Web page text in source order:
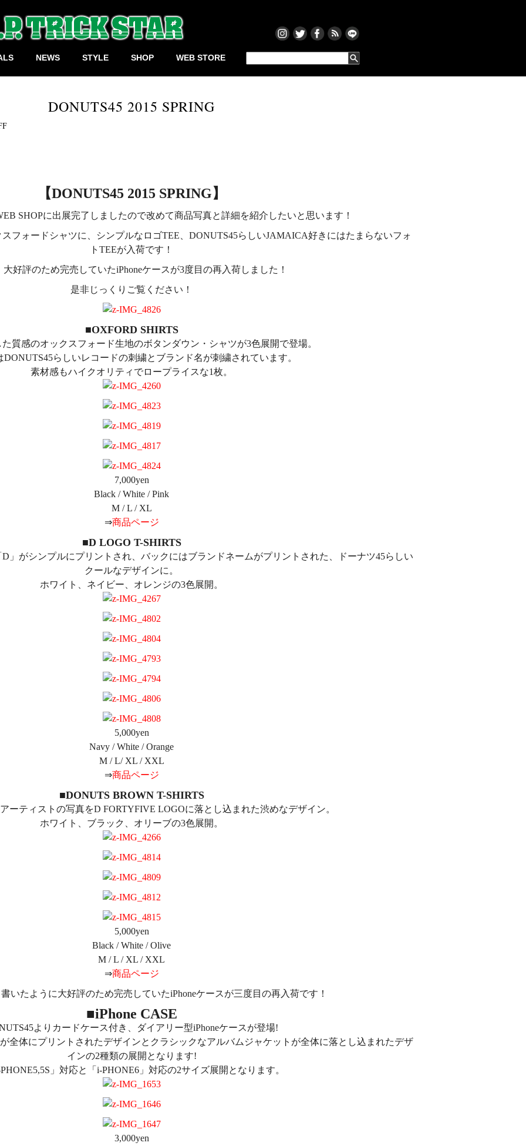
NEWS STYLE SHOP WEB STORE
DONUTS45 2015 SPRING
【DONUTS45 2015 SPRING】
SHOPに出展完了しましたので改めて商品写真と詳細を紹介したいと思います！
フォードシャツに、シンプルなロゴTEE、DONUTS45らしいJAMAICA好きにはたまらないフォ
トTEEが入荷です！
大好評のため完売していたiPhoneケースが3度目の再入荷しました！
是非じっくりご覧ください！
■OXFORD SHIRTS
た質感のオックスフォード生地のボタンダウン・シャツが3色展開で登場。
DONUTS45らしいレコードの刺繍とブランド名が刺繍されています。
素材感もハイクオリティでロープライスな1枚。
7,000yen
Black / White / Pink
M / L / XL
⇒商品ページ
■D LOGO T-SHIRTS
」がシンプルにプリントされ、バックにはブランドネームがプリントされた、ドーナツ45らしい
クールなデザインに。
ホワイト、ネイビー、オレンジの3色展開。
5,000yen
Navy / White / Orange
M / L/ XL / XXL
⇒商品ページ
■DONUTS BROWN T-SHIRTS
ーティストの写真をD FORTYFIVE LOGOに落とし込まれた渋めなデザイン。
ホワイト、ブラック、オリーブの3色展開。
5,000yen
Black / White / Olive
M / L / XL / XXL
⇒商品ページ
いたように大好評のため完売していたiPhoneケースが三度目の再入荷です！
■iPhone CASE
よりカードケース付き、ダイアリー型iPhoneケースが登場!
全体にプリントされたデザインとクラシックなアルバムジャケットが全体に落とし込まれたデザ
インの2種類の展開となります!
」対応と「i-PHONE6」対応の2サイズ展開となります。
3,000yen